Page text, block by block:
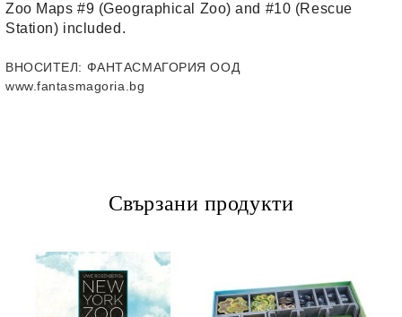
Zoo Maps #9 (Geographical Zoo) and #10 (Rescue
Station) included.
ВНОСИТЕЛ: ФАНТАСМАГОРИЯ ООД
www.fantasmagoria.bg
Свързани продукти